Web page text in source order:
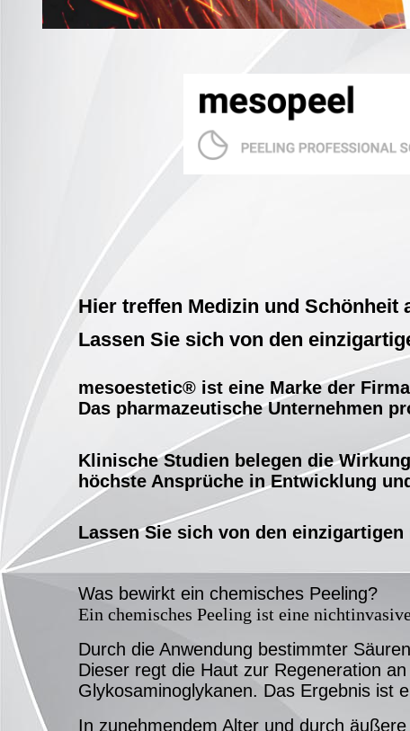
Hier treffen Medizin und Schönheit
Lassen Sie sich von den
mesoestetic® ist eine Marke der
Das pharmazeutische Unternehmen
Klinische Studien belegen die
höchste Ansprüche in Entwicklung
Lassen Sie sich von den
Was bewirkt ein chemisches Peeling?
Ein chemisches Peeling ist eine
Durch die Anwendung bestimmter
Dieser regt die Haut zur Regeneration
Glykosaminoglykanen. Das Ergebnis ist
In zunehmendem Alter und durch